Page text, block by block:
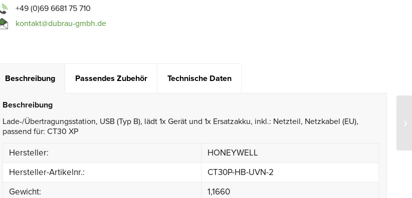
+49 (0)69 6681 75 710
kontakt@dubrau-gmbh.de
Beschreibung Passendes Zubehör Technische Daten
Beschreibung
Lade-/Übertragungsstation, USB (Typ B), lädt 1x Gerät und 1x Ersatzakku, inkl.: Netzteil, Netzkabel (EU),
passend für: CT30 XP
Hersteller:
HONEYWELL
Hersteller-Artikelnr.:
CT30P-HB-UVN-2
Gewicht:
1,1660